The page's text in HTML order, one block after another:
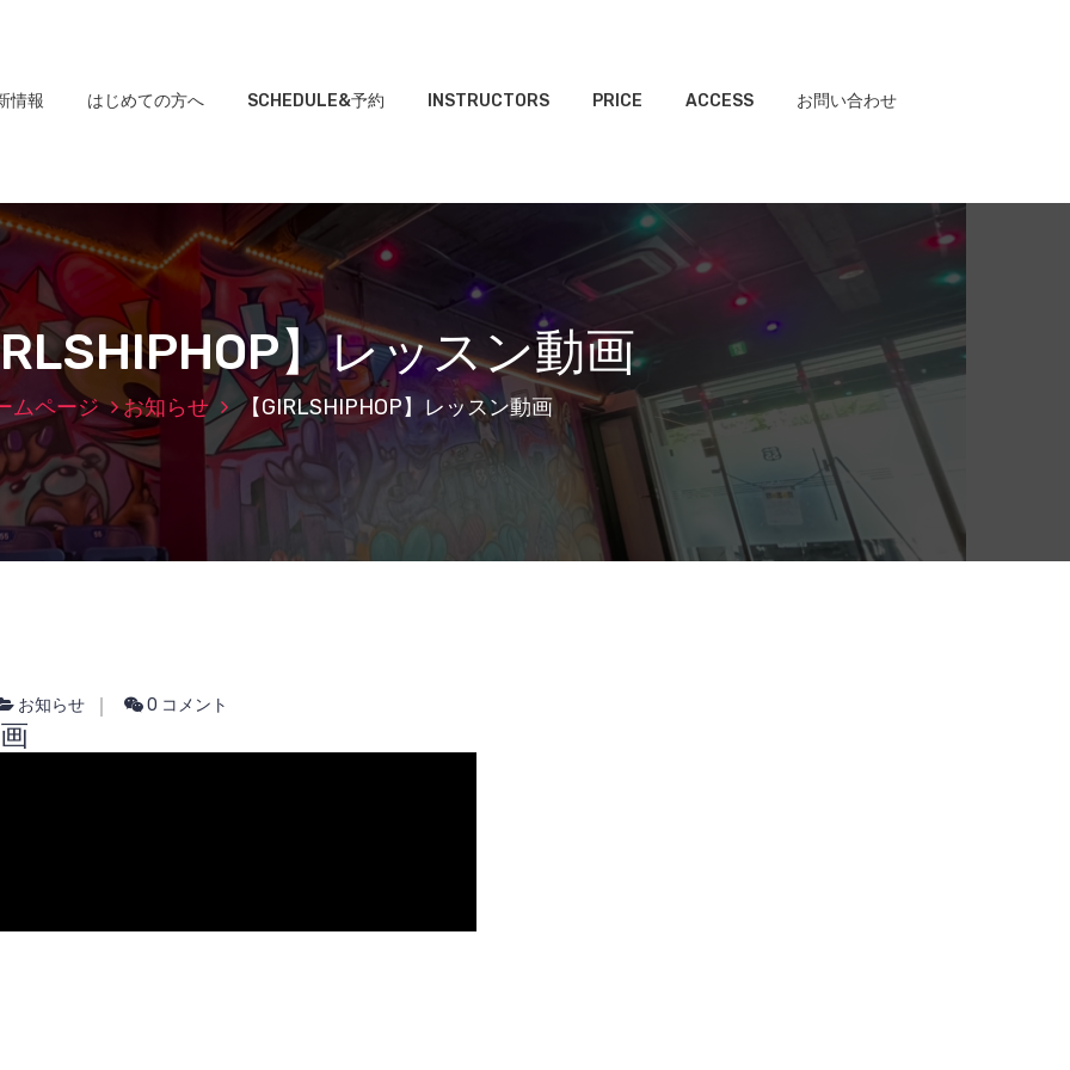
情報 はじめての方へ SCHEDULE&予約 INSTRUCTORS PRICE ACCESS お問い合わせ
】レッスン動画
ムページ お知らせ 【GIRLSHIPHOP】レッスン動画
お知らせ 0 コメント